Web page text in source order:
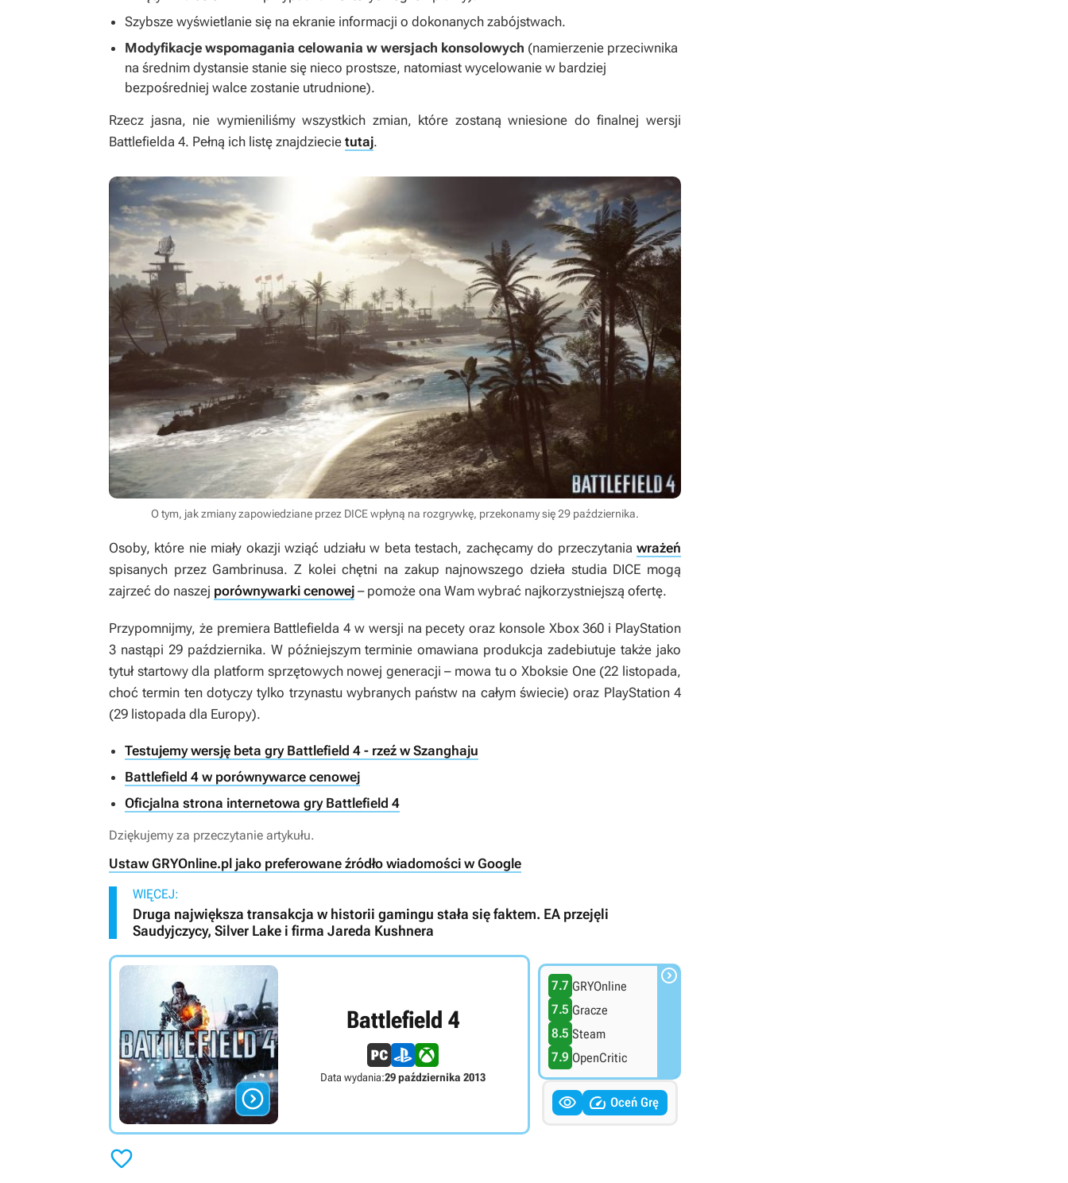
Szybsze wyświetlanie się na ekranie informacji o dokonanych zabójstwach.
Modyfikacje wspomagania celowania w wersjach konsolowych (namierzenie przeciwnika
na średnim dystansie stanie się nieco prostsze, natomiast wycelowanie w bardziej
bezpośredniej walce zostanie utrudnione).
Rzecz jasna, nie wymieniliśmy wszystkich zmian, które zostaną wniesione do finalnej wersji
Battlefielda 4. Pełną ich listę znajdziecie tutaj.
O tym, jak zmiany zapowiedziane przez DICE wpłyną na rozgrywkę, przekonamy się 29 października.
Osoby, które nie miały okazji wziąć udziału w beta testach, zachęcamy do przeczytania wrażeń
spisanych przez Gambrinusa. Z kolei chętni na zakup najnowszego dzieła studia DICE mogą
zajrzeć do naszej porównywarki cenowej – pomoże ona Wam wybrać najkorzystniejszą ofertę.
Przypomnijmy, że premiera Battlefielda 4 w wersji na pecety oraz konsole Xbox 360 i PlayStation
3 nastąpi 29 października. W późniejszym terminie omawiana produkcja zadebiutuje także jako
tytuł startowy dla platform sprzętowych nowej generacji – mowa tu o Xboksie One (22 listopada,
choć termin ten dotyczy tylko trzynastu wybranych państw na całym świecie) oraz PlayStation 4
(29 listopada dla Europy).
Testujemy wersję beta gry Battlefield 4 - rzeź w Szanghaju
Battlefield 4 w porównywarce cenowej
Oficjalna strona internetowa gry Battlefield 4
Dziękujemy za przeczytanie artykułu.
Ustaw GRYOnline.pl jako preferowane źródło wiadomości w Google
WIĘCEJ:
Druga największa transakcja w historii gamingu stała się faktem. EA przejęli
Saudyjczycy, Silver Lake i firma Jareda Kushnera

Battlefield 4
Data wydania:29 października 2013
7.7 GRYOnline
7.5 Gracze
8.5 Steam
7.9 OpenCritic

  Oceń Grę
